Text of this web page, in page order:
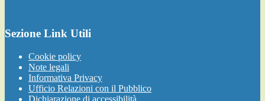
Sezione Link Utili
Cookie policy
Note legali
Informativa Privacy
Ufficio Relazioni con il Pubblico
Dichiarazione di accessibilità